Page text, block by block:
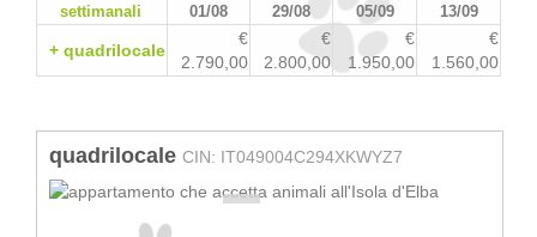
settimanali
01/08
29/08
05/09
13/09
+ quadrilocale
€
2.790,00
€
2.800,00
€
1.950,00
€
1.560,00
quadrilocale CIN: IT049004C294XKWYZ7